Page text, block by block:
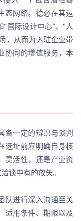
态网络。德必在其运
国际设计中心”、“人
，从而为入驻企业带
协同的增值服务，本
备一定的辨识与谈判
选址前应明确自身核
灵活性，还是产业资
谈中有的放矢。
队进行深入沟通至关
适用条件、期限以及